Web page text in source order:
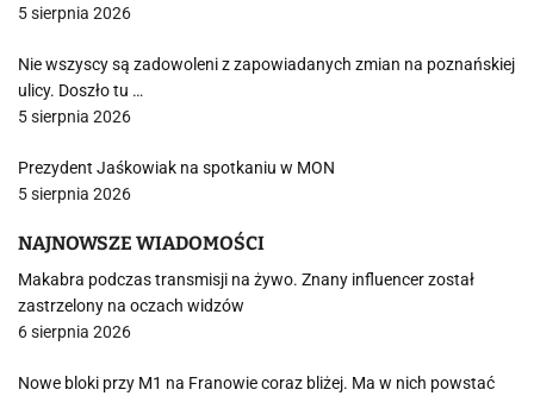
5 sierpnia 2026
Nie wszyscy są zadowoleni z zapowiadanych zmian na poznańskiej
ulicy. Doszło tu …
5 sierpnia 2026
Prezydent Jaśkowiak na spotkaniu w MON
5 sierpnia 2026
NAJNOWSZE WIADOMOŚCI
Makabra podczas transmisji na żywo. Znany influencer został
zastrzelony na oczach widzów
6 sierpnia 2026
Nowe bloki przy M1 na Franowie coraz bliżej. Ma w nich powstać